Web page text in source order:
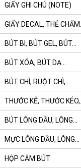
GIẤY GHI CHÚ (NOTE)
GIẤY DECAL, THẺ CHẤM...
BÚT BI, BÚT GEL, BÚT...
BÚT XÓA, BÚT DẠ...
BÚT CHÌ, RUỘT CHÌ,...
THƯỚC KẺ, THƯỚC KÉO,...
BÚT LÔNG DẦU, LÔNG...
MỰC LÔNG DẦU, LÔNG...
HỘP CẮM BÚT